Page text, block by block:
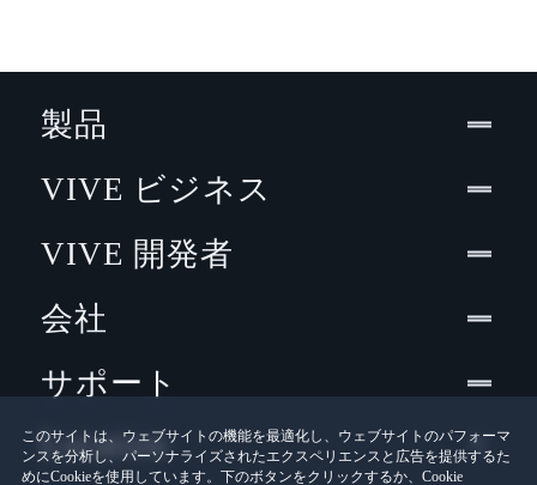
このサイトは、ウェブサイトの機能を最適化し、ウェブサイトのパフォーマ
ンスを分析し、パーソナライズされたエクスペリエンスと広告を提供するた
めにCookieを使用しています。下のボタンをクリックするか、Cookie
製品
VIVE ビジネス
VIVE 開発者
会社
サポート
Location